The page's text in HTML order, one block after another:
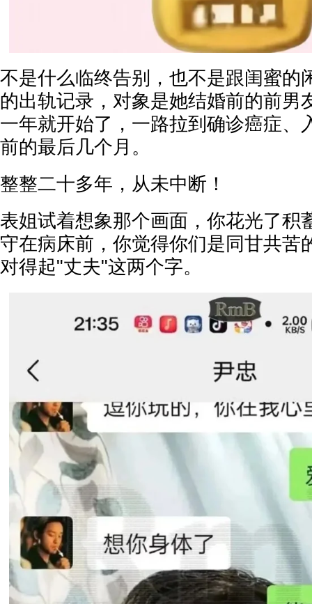
不是什么临终告别，也不是跟闺蜜的
的出轨记录，对象是她结婚前的前男
一年就开始了，一路拉到确诊癌症、
前的最后几个月。
整整二十多年，从未中断！
表姐试着想象那个画面，你花光了积
守在病床前，你觉得你们是同甘共苦
对得起"丈夫"这两个字。